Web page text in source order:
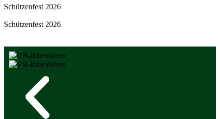
Schützenfest 2026
Schützenfest 2026